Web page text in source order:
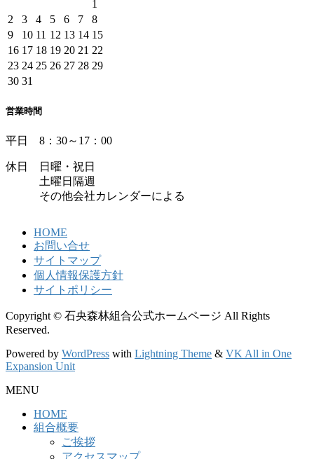
1
2
3 4 5 6 7
8
9
10 11 12 13 14 15
16 17 18 19 20 21 22
23 24 25 26 27 28 29
30 31
営業時間
平日 8：30～17：00
休日 日曜・祝日
土曜日隔週
その他会社カレンダーによる
HOME
お問い合せ
サイトマップ
個人情報保護方針
サイトポリシー
Copyright © 石央森林組合公式ホームページ All Rights
Reserved.
Powered by WordPress with Lightning Theme & VK All in One
Expansion Unit
MENU
HOME
組合概要
ご挨拶
アクセスマップ